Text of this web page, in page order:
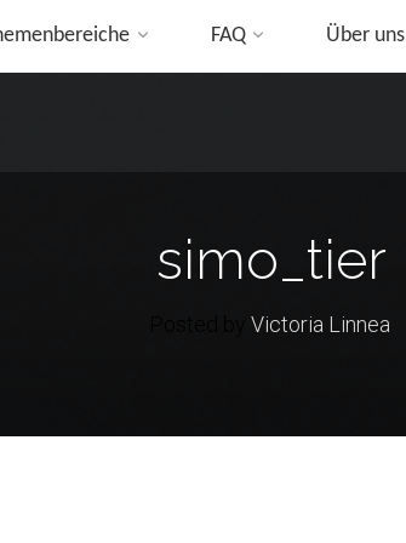
FAQ Über uns
simo_tier
Victoria Linnea